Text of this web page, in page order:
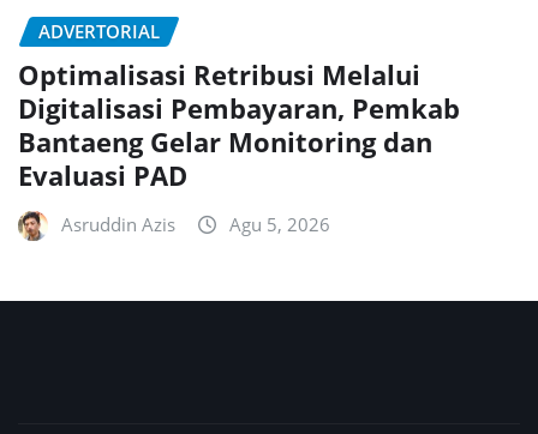
ADVERTORIAL
Optimalisasi Retribusi Melalui
Digitalisasi Pembayaran, Pemkab
Bantaeng Gelar Monitoring dan
Evaluasi PAD
Asruddin Azis Agu 5, 2026